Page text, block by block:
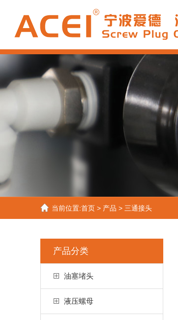
当前位置:首页 > 产品 > 三通接头
产品分类
油塞堵头
液压螺母